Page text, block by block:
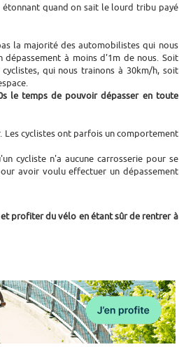
étonnant quand on sait le lourd tribu payé
la majorité des automobilistes qui nous
à moins d'1m de nous. Soit
qui nous trainons à 30km/h, soit
le temps de pouvoir dépasser en toute
Les cyclistes ont parfois un comportement
cycliste n'a aucune carrosserie pour se
avoir voulu effectuer un dépassement
profiter du vélo en étant sûr de rentrer à